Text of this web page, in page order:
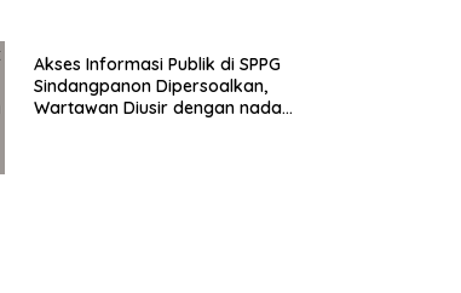
Akses Informasi Publik di SPPG
Sindangpanon Dipersoalkan,
Wartawan Diusir dengan nada